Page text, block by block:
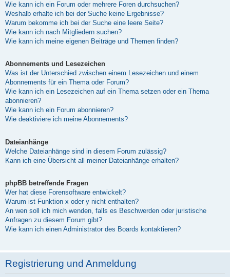
Wie kann ich ein Forum oder mehrere Foren durchsuchen?
Weshalb erhalte ich bei der Suche keine Ergebnisse?
Warum bekomme ich bei der Suche eine leere Seite?
Wie kann ich nach Mitgliedern suchen?
Wie kann ich meine eigenen Beiträge und Themen finden?
Abonnements und Lesezeichen
Was ist der Unterschied zwischen einem Lesezeichen und einem
Abonnements für ein Thema oder Forum?
Wie kann ich ein Lesezeichen auf ein Thema setzen oder ein Thema
abonnieren?
Wie kann ich ein Forum abonnieren?
Wie deaktiviere ich meine Abonnements?
Dateianhänge
Welche Dateianhänge sind in diesem Forum zulässig?
Kann ich eine Übersicht all meiner Dateianhänge erhalten?
phpBB betreffende Fragen
Wer hat diese Forensoftware entwickelt?
Warum ist Funktion x oder y nicht enthalten?
An wen soll ich mich wenden, falls es Beschwerden oder juristische
Anfragen zu diesem Forum gibt?
Wie kann ich einen Administrator des Boards kontaktieren?
Registrierung und Anmeldung